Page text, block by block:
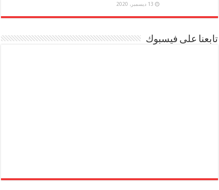
13 ديسمبر، 2020
تابعنا على فيسبوك